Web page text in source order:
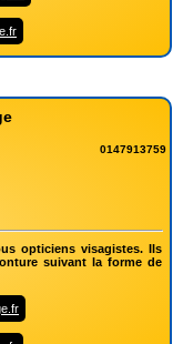
0147913759
opticiens visagistes. Ils
suivant la forme de